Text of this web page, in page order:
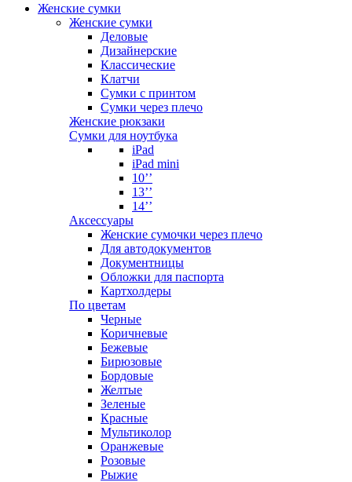
Женские сумки
Женские сумки
Деловые
Дизайнерские
Классические
Клатчи
Сумки с принтом
Сумки через плечо
Женские рюкзаки
Сумки для ноутбука
iPad
iPad mini
10’’
13’’
14’’
Аксессуары
Женские сумочки через плечо
Для автодокументов
Документницы
Обложки для паспорта
Картхолдеры
По цветам
Черные
Коричневые
Бежевые
Бирюзовые
Бордовые
Желтые
Зеленые
Красные
Мультиколор
Оранжевые
Розовые
Рыжие